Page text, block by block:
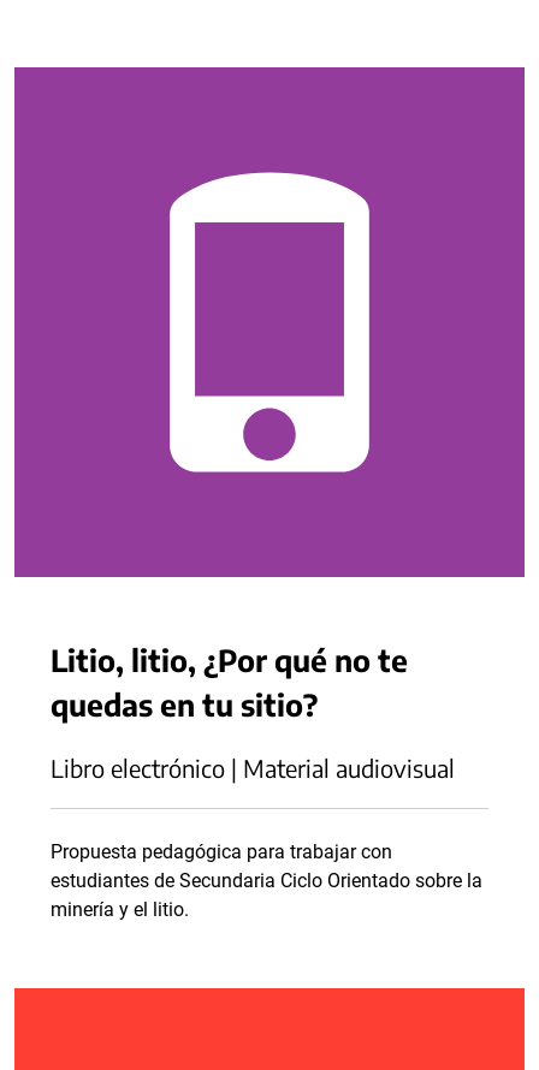
Litio, litio, ¿Por qué no te
quedas en tu sitio?
Libro electrónico | Material audiovisual
Propuesta pedagógica para trabajar con
estudiantes de Secundaria Ciclo Orientado sobre la
minería y el litio.